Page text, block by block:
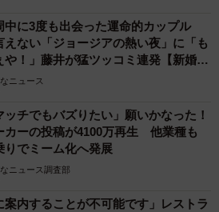
中に3度も出会った運命的カップル
えない「ジョージアの熱い夜」に「も
や！」藤井が猛ツッコミ連発【新婚さ
ニュース
ッチでもバズりたい」願いかなった！
カーの投稿が4100万再生 他業種も
りでミーム化へ発展
ニュース調査部
案内することが不可能です」レストラ